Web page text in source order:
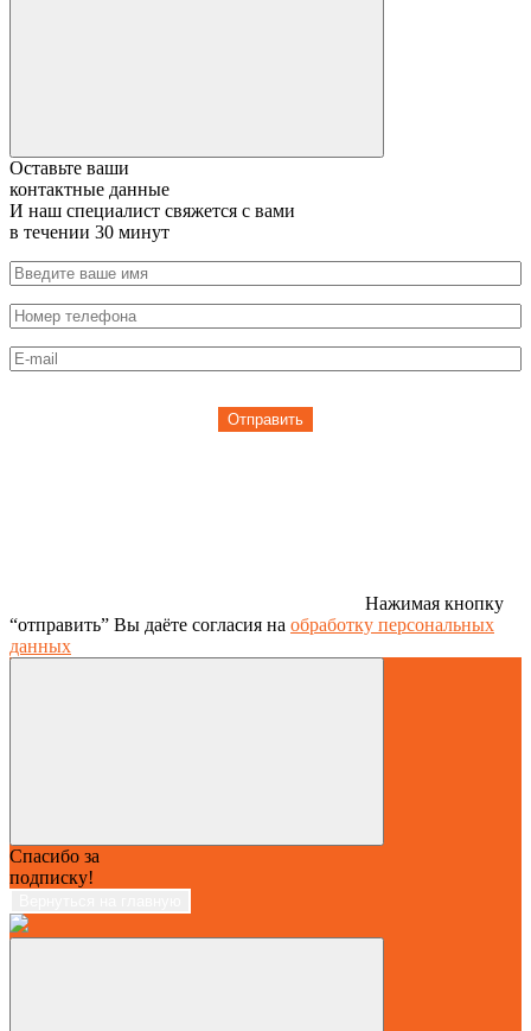
Оставьте ваши
контактные данные
И наш специалист свяжется с вами
в течении 30 минут
Отправить
Нажимая кнопку
“отправить” Вы даёте согласия на обработку персональных
данных
Спасибо за
подписку!